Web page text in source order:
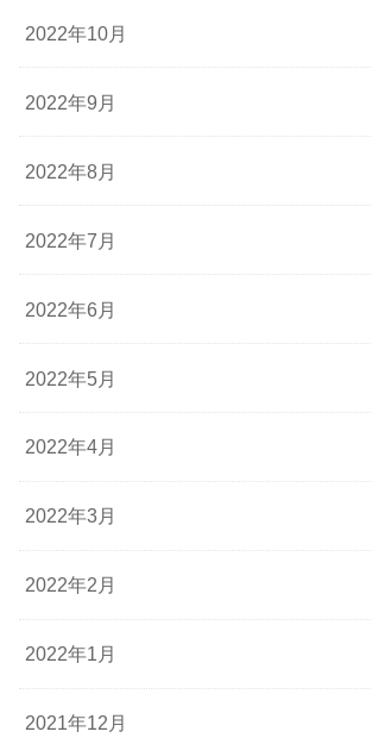
2022年10月
2022年9月
2022年8月
2022年7月
2022年6月
2022年5月
2022年4月
2022年3月
2022年2月
2022年1月
2021年12月